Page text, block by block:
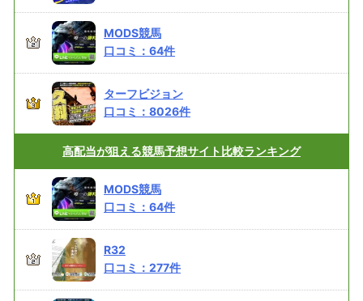
MODS競馬
口コミ： 64件
ターフビジョン
口コミ： 8026件
高配当が狙える競馬予想サイト比較ランキング
MODS競馬
口コミ： 64件
R32
口コミ： 277件